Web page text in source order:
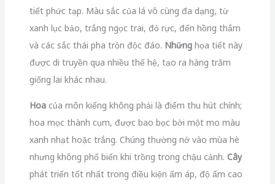
tiết phức tạp. Màu sắc của lá vô cùng đa dạng, từ
xanh lục bảo, trắng ngọc trai, đỏ rực, đến hồng thắm
và các sắc thái pha trộn độc đáo. Nhữnghọa tiết này
được di truyền qua nhiều thế hệ, tạo ra hàng trăm
giống lai khác nhau.
Hoacủa môn kiểng không phải là điểm thu hút chính;
hoa mọc thành cụm, được bao bọc bởi một mo màu
xanh nhạt hoặc trắng. Chúng thường nở vào mùa hè
nhưng không phổ biến khi trồng trong chậu cảnh. Cây
phát triển tốt nhất trong điều kiện ấm áp, độ ẩm cao